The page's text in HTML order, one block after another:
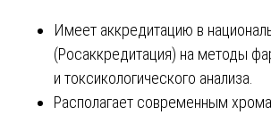
Имеет аккредитацию в
(Росаккредитация) на методы
и токсикологического анализа.
Располагает современным